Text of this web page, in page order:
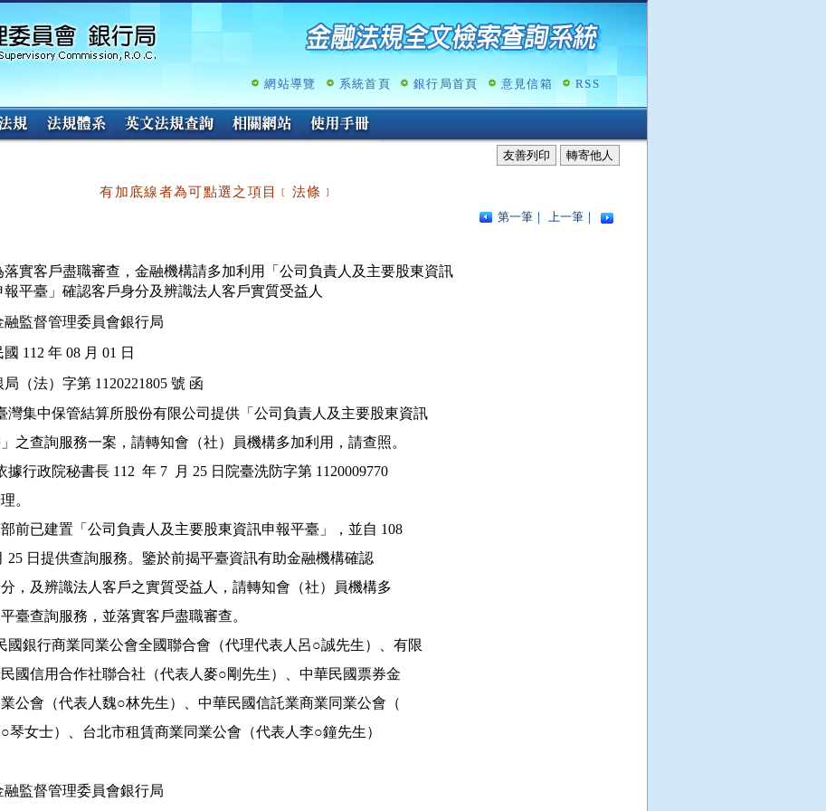
跳
容
網站導覽 系統首頁 銀行局首頁 意見信箱 RSS
友善列印 轉寄他人
有加底線者為可點選之項目﹝法條﹞
第一筆 ｜ 上一筆 ｜
落實客戶盡職審查，金融機構請多加利用「公司負責人及主要股東資訊
融監督管理委員會銀行局
國 112 年 08 月 01 日
局（法）字第 1120221805 號 函
灣集中保管結算所股份有限公司提供「公司負責人及主要股東資訊
臺」之查詢服務一案，請轉知會（社）員機構多加利用，請查照。
據行政院秘書長 112  年 7  月 25 日院臺洗防字第 1120009770
理。
濟部前已建置「公司負責人及主要股東資訊申報平臺」，並自 108
2  月 25 日提供查詢服務。鑒於前揭平臺資訊有助金融機構確認
戶身分，及辨識法人客戶之實質受益人，請轉知會（社）員機構多
利用平臺查詢服務，並落實客戶盡職審查。
國銀行商業同業公會全國聯合會（代理代表人呂○誠先生）、有限
華民國信用合作社聯合社（代表人麥○剛先生）、中華民國票券金
同業公會（代表人魏○林先生）、中華民國信託業商業同業公會（
邱○琴女士）、台北市租賃商業同業公會（代表人李○鐘先生）
融監督管理委員會銀行局